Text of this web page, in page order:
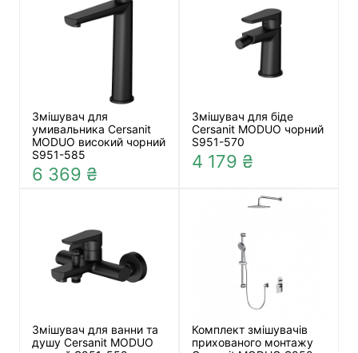
Змішувач для
умивальника Cersanit
MODUO високий чорний
S951-585
6 369 ₴
Змішувач для біде
Cersanit MODUO чорний
S951-570
4 179 ₴
Змішувач для ванни та
душу Cersanit MODUO
Комплект змішувачів
прихованого монтажу